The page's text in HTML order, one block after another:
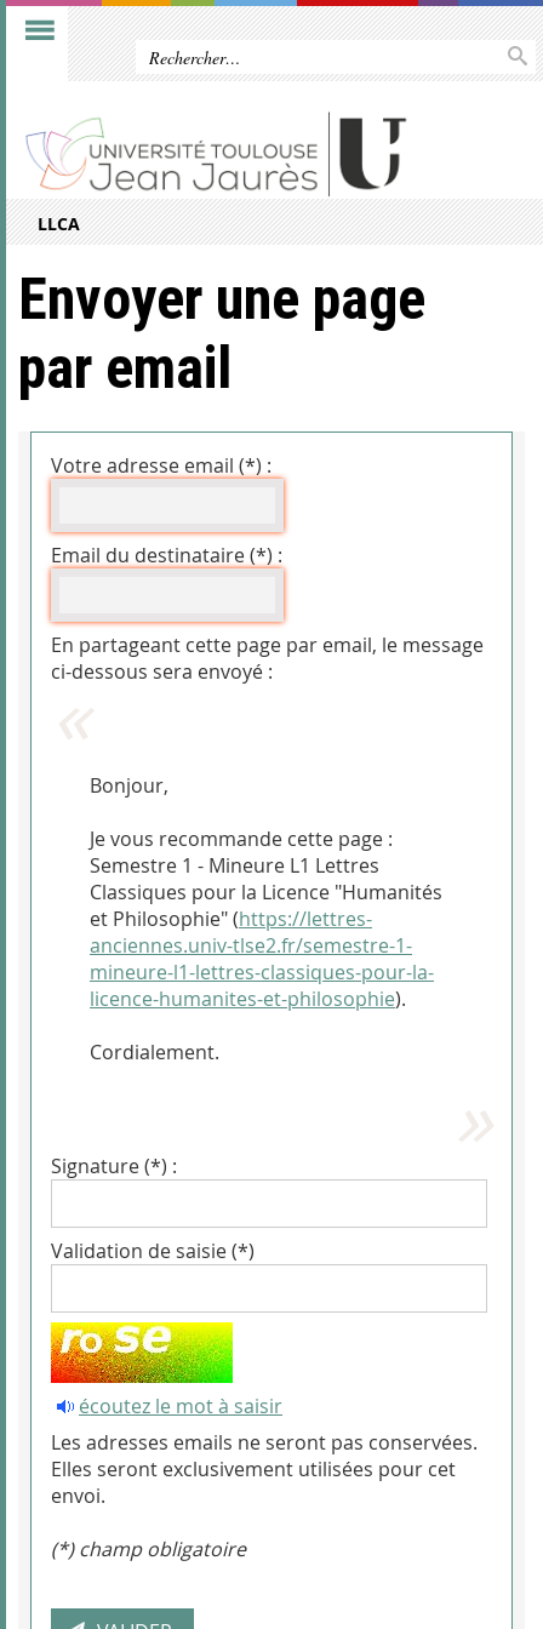
LLCA
Envoyer une page
par email
Votre adresse email (*) :
Email du destinataire (*) :
En partageant cette page par email, le message
ci-dessous sera envoyé :
Bonjour,
Je vous recommande cette page :
Semestre 1 - Mineure L1 Lettres
Classiques pour la Licence "Humanités
et Philosophie" (https://lettres-
anciennes.univ-tlse2.fr/semestre-1-
mineure-l1-lettres-classiques-pour-la-
licence-humanites-et-philosophie).
Cordialement.
Signature (*) :
Validation de saisie (*)
écoutez le mot à saisir
Les adresses emails ne seront pas conservées.
Elles seront exclusivement utilisées pour cet
envoi.
(*) champ obligatoire